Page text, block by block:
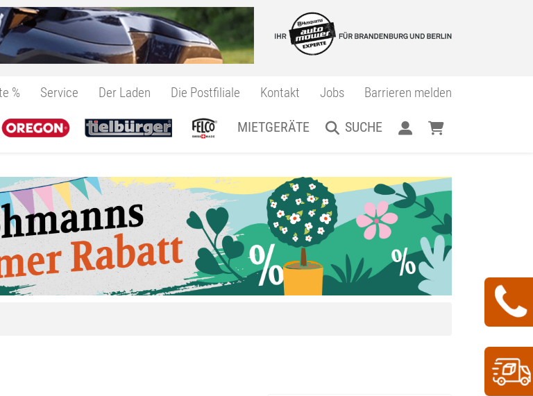
% Service Der Laden Die Postfiliale Kontakt Jobs Barrieren melden
MIETGERÄTE SUCHE